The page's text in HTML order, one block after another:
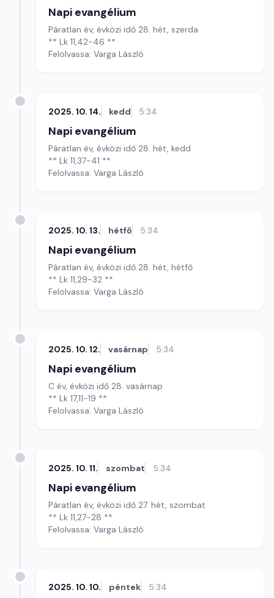
Napi evangélium
Páratlan év, évközi idő 28. hét, szerda
** Lk 11,42-46 **
Felolvassa: Varga László
2025. 10. 14. kedd 5:34
Napi evangélium
Páratlan év, évközi idő 28. hét, kedd
** Lk 11,37-41 **
Felolvassa: Varga László
2025. 10. 13. hétfő 5:34
Napi evangélium
Páratlan év, évközi idő 28. hét, hétfő
** Lk 11,29-32 **
Felolvassa: Varga László
2025. 10. 12. vasárnap 5:34
Napi evangélium
C év, évközi idő 28. vasárnap
** Lk 17,11-19 **
Felolvassa: Varga László
2025. 10. 11. szombat 5:34
Napi evangélium
Páratlan év, évközi idő 27. hét, szombat
** Lk 11,27-28 **
Felolvassa: Varga László
2025. 10. 10. péntek 5:34